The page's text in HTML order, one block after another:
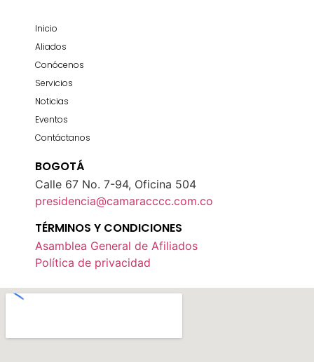
Inicio
Aliados
Conócenos
Servicios
Noticias
Eventos
Contáctanos
BOGOTÁ
Calle 67 No. 7-94, Oficina 504
presidencia@camaracccc.com.co
TÉRMINOS Y CONDICIONES
Asamblea General de Afiliados
Política de privacidad